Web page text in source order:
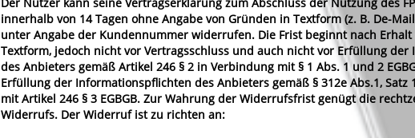
innerhalb von 14 Tagen ohne Angabe von Gründen in Textform (z. B. De-
unter Angabe der Kundennummer widerrufen. Die Frist beginnt nach
Textform, jedoch nicht vor Vertragsschluss und auch nicht vor Erfüllung
des Anbieters gemäß Artikel 246 § 2 in Verbindung mit § 1 Abs. 1 und 2
Erfüllung der Informationspflichten des Anbieters gemäß § 312e Abs.1, Satz
mit Artikel 246 § 3 EGBGB. Zur Wahrung der Widerrufsfrist genügt die
Widerrufs. Der Widerruf ist zu richten an: